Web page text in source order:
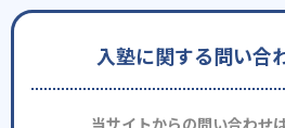
入塾に関する問い合